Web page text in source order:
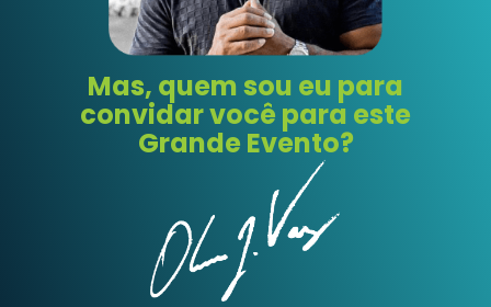
Mas, quem sou eu para
convidar você para este
Grande Evento?